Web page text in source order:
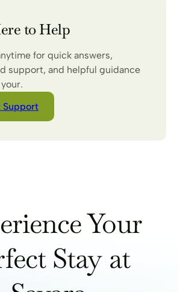
to Help
for quick answers,
support, and helpful guidance
Support
Your
Stay at